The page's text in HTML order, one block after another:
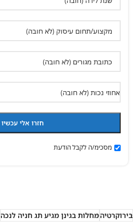
מסכימ/ה לקבל הודעת
בירוקרטיהמחלות בגינן מגיע תג חניה לנכה